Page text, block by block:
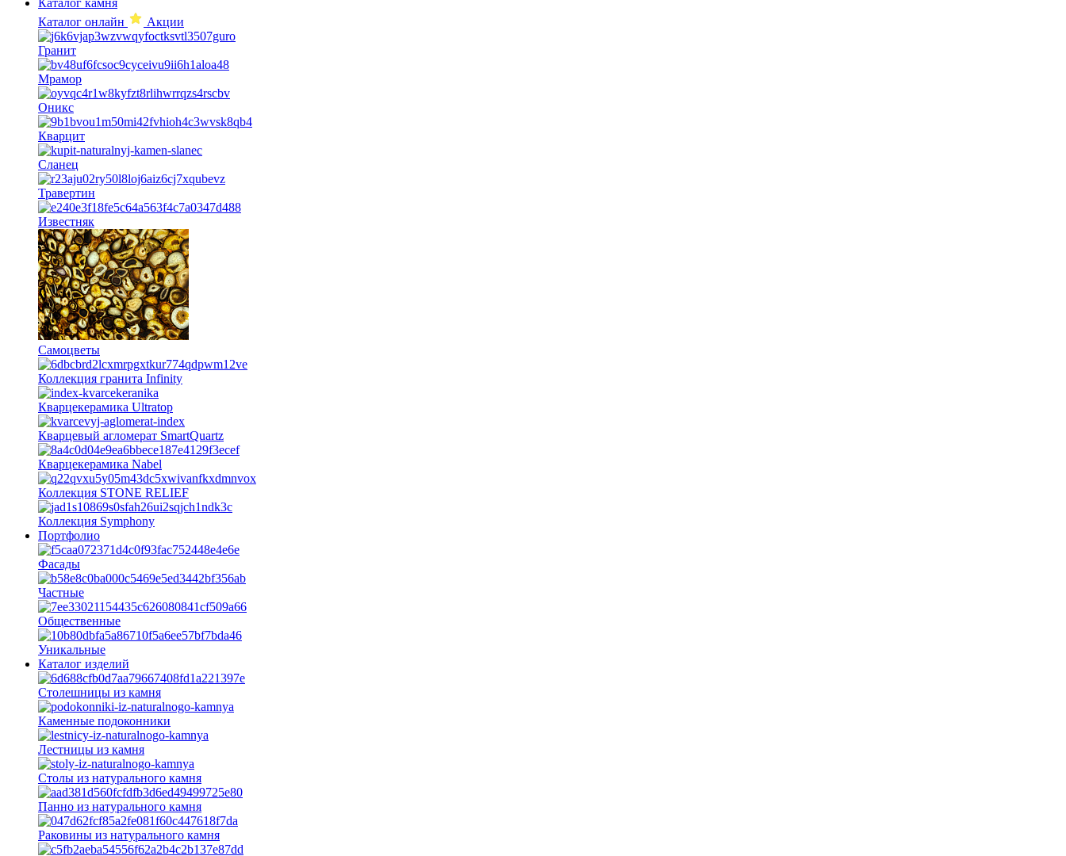
Каталог камня
Каталог онлайн
Акции
Гранит
Мрамор
Оникс
Кварцит
Сланец
Травертин
Известняк
Самоцветы
Коллекция гранита Infinity
Кварцекерамика Ultratop
Кварцевый агломерат SmartQuartz
Кварцекерамика Nabel
Коллекция STONE RELIEF
Коллекция Symphony
Портфолио
Фасады
Частные
Общественные
Уникальные
Каталог изделий
Столешницы из камня
Каменные подоконники
Лестницы из камня
Столы из натурального камня
Панно из натурального камня
Раковины из натурального камня